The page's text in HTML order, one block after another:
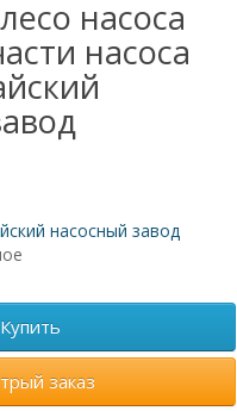
насоса
насоса
насосный завод
Купить
заказ